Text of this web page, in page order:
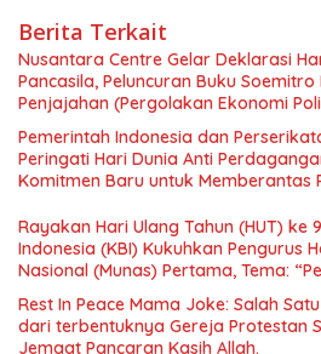
Berita Terkait
Nusantara Centre Gelar Deklarasi
Pancasila, Peluncuran Buku
Penjajahan (Pergolakan Ekonomi
Simposium Nasional “Urgensi
Nasional dan Kesejahteraan Sosial
Menuju Indonesia Emas 2045”,
Pemerintah Indonesia dan
Peringati Hari Dunia Anti
Komitmen Baru untuk Memberantas
Rayakan Hari Ulang Tahun (HUT) ke
Indonesia (KBI) Kukuhkan Pengurus
Nasional (Munas) Pertama, Tema:
Pengembangan Organisasi KBI yang
Indonesia dan Mancanegara”.
Rest In Peace Mama Joke: Salah
dari terbentuknya Gereja Protestan
Jemaat Pancaran Kasih Allah.